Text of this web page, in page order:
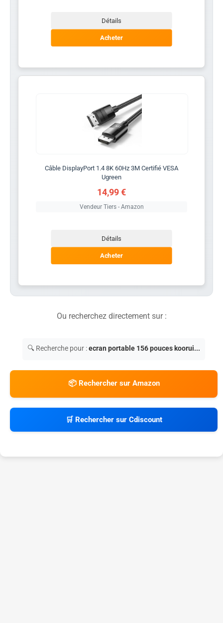
Détails
Acheter
Câble DisplayPort 1.4 8K 60Hz 3M Certifié VESA
Ugreen
14,99 €
Vendeur Tiers - Amazon
Détails
Acheter
Ou recherchez directement sur :
🔍 Recherche pour :ecran portable 156 pouces koorui...
📦 Rechercher sur Amazon
🛒 Rechercher sur Cdiscount